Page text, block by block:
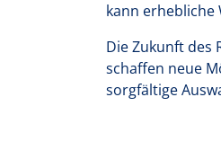
kann erhebliche
Die Zukunft des
schaffen neue
sorgfältige